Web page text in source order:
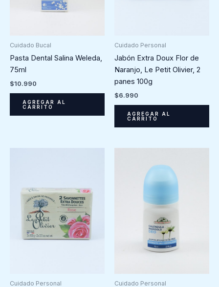
Cuidado Bucal
Pasta Dental Salina Weleda,
75ml
$10.990
AGREGAR AL
CARRITO
Cuidado Personal
Jabón Extra Doux Flor de
Naranjo, Le Petit Olivier, 2
panes 100g
$6.990
AGREGAR AL
CARRITO
Cuidado Personal Cuidado Personal